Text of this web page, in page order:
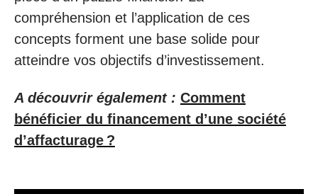
compréhension et l’application de ces
concepts forment une base solide pour
atteindre vos objectifs d’investissement.
A découvrir également : Comment
bénéficier du financement d’une société
d’affacturage ?